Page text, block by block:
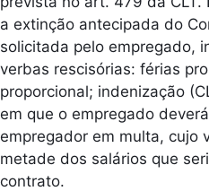
a extinção antecipada do
solicitada pelo empregado,
verbas rescisórias: férias
proporcional; indenização
em que o empregado
empregador em multa, cujo
metade dos salários que
contrato.